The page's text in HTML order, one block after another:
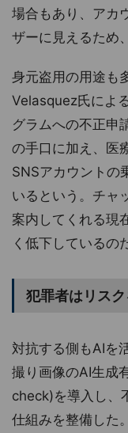
場合もあり、アカ
ザーに見えるため
身元盗用の用途も
Velasquez氏によ
グラムへの不正申
の手口に加え、医
SNSアカウントの
いるという。チャ
案内してくれる現
く低下しているの
犯罪者はリス
対抗する側もAIを
撮り画像のAI生成
check)を導入し、
仕組みを整備し